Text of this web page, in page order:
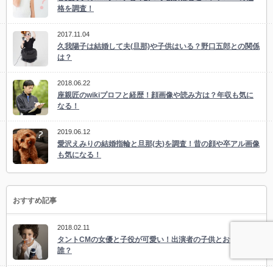
格を調査！
2017.11.04
久我陽子は結婚して夫(旦那)や子供はいる？野口五郎との関係
は？
2018.06.22
座親匠のwikiプロフと経歴！顔画像や読み方は？年収も気に
なる！
2019.06.12
愛沢えみりの結婚指輪と旦那(夫)を調査！昔の顔や卒アル画像
も気になる！
おすすめ記事
2018.02.11
タントCMの女優と子役が可愛い！出演者の子供とお母さんは
誰？